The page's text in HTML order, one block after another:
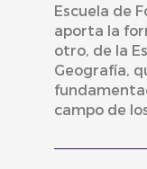
Escuela de
aporta la
otro, de la
Geografía,
campo de